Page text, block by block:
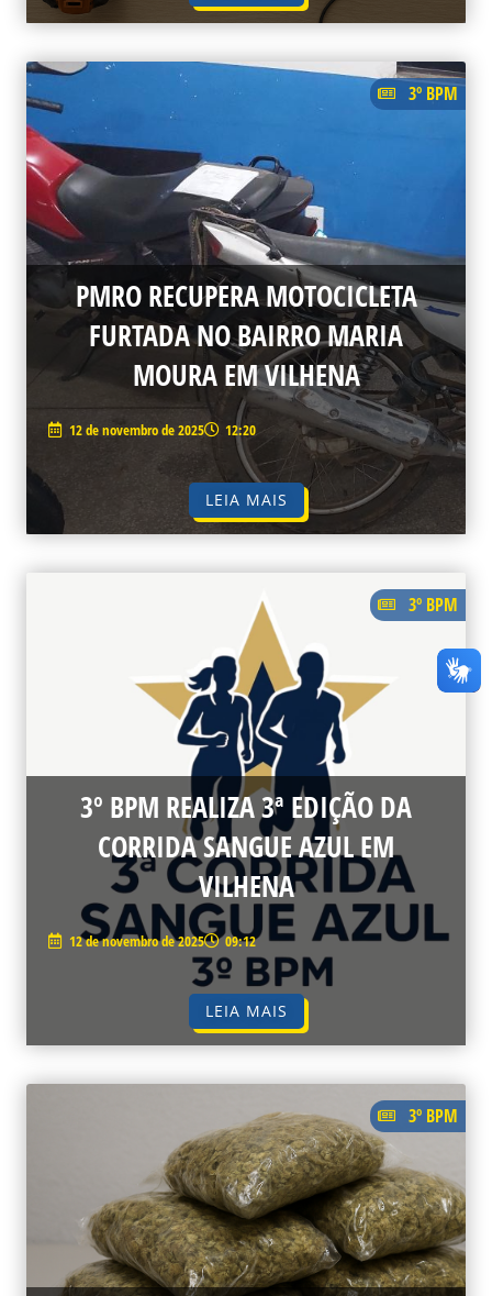
3º BPM
PMRO RECUPERA MOTOCICLETA
FURTADA NO BAIRRO MARIA
MOURA EM VILHENA
12 de novembro de 2025 12:20
LEIA MAIS
3º BPM
3º BPM REALIZA 3ª EDIÇÃO DA
CORRIDA SANGUE AZUL EM
VILHENA
12 de novembro de 2025 09:12
LEIA MAIS
3º BPM